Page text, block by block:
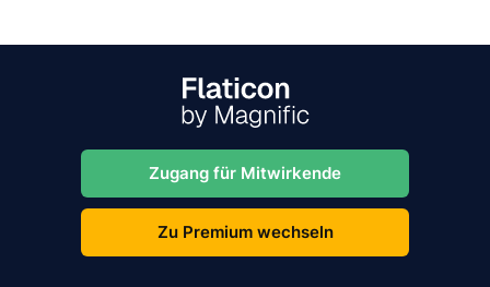
Zugang für Mitwirkende
Zu Premium wechseln